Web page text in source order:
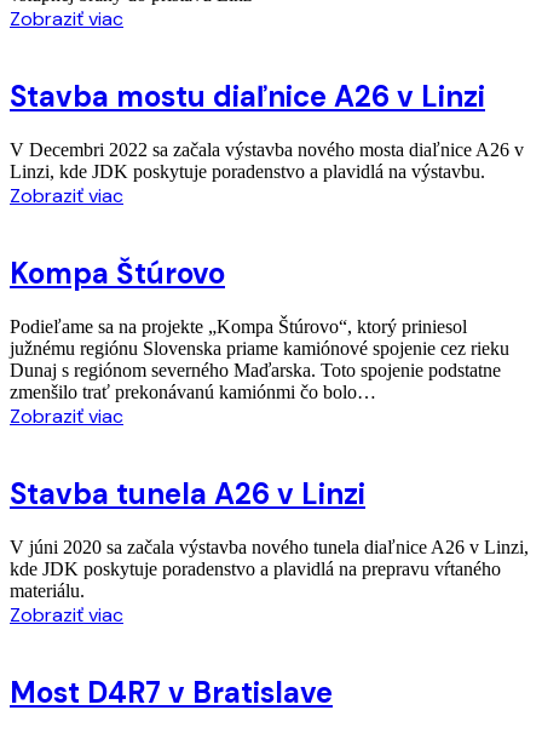
Zobraziť viac
Stavba mostu diaľnice A26 v Linzi
V Decembri 2022 sa začala výstavba nového mosta diaľnice A26 v
Linzi, kde JDK poskytuje poradenstvo a plavidlá na výstavbu.
Zobraziť viac
Kompa Štúrovo
Podieľame sa na projekte „Kompa Štúrovo“, ktorý priniesol
južnému regiónu Slovenska priame kamiónové spojenie cez rieku
Dunaj s regiónom severného Maďarska. Toto spojenie podstatne
zmenšilo trať prekonávanú kamiónmi čo bolo…
Zobraziť viac
Stavba tunela A26 v Linzi
V júni 2020 sa začala výstavba nového tunela diaľnice A26 v Linzi,
kde JDK poskytuje poradenstvo a plavidlá na prepravu vŕtaného
materiálu.
Zobraziť viac
Most D4R7 v Bratislave